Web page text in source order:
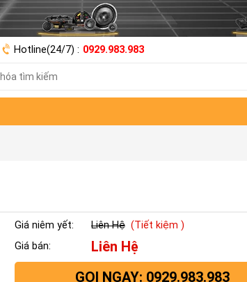
Hotline(24/7) : 0929.983.983
Giá niêm yết: Liên Hệ (Tiết kiệm )
Giá bán:
Liên Hệ
GỌI NGAY: 0929.983.983